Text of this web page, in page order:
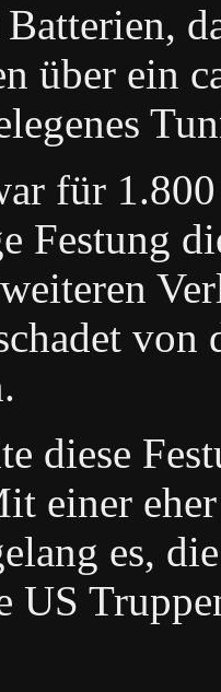
über ein
für
Festung
von
diese
einer
es,
US